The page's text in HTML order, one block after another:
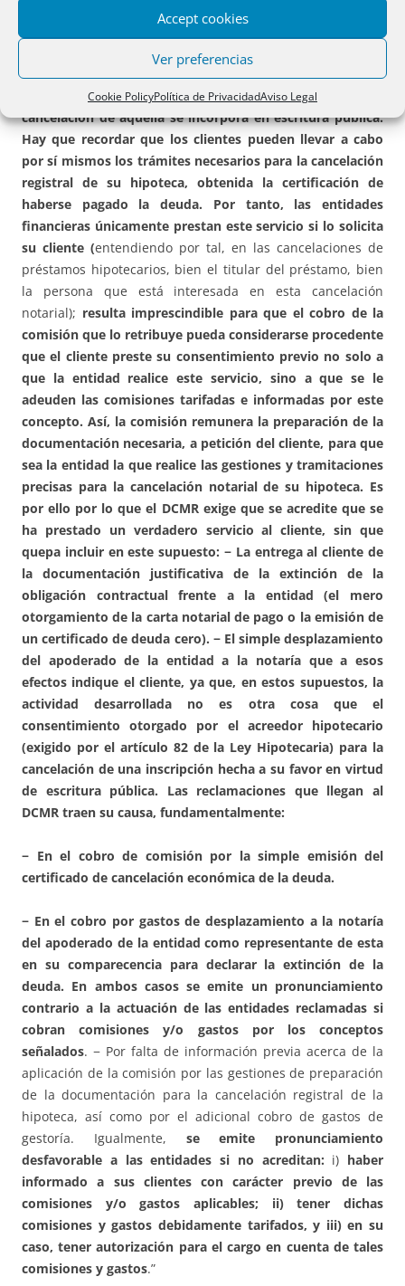
Accept cookies
Ver preferencias
Cookie PolicyPolítica de PrivacidadAviso Legal
prácticas bancarias, el DCMR considera
no están legitimadas para el cobro de importe alguno por
la simple emisión de un certificado de cancelación
económica de la deuda ni, alternativamente, por su
comparecencia en notaría, si la declaración de
cancelación de aquella se incorpora en escritura pública.
Hay que recordar que los clientes pueden llevar a cabo
por sí mismos los trámites necesarios para la cancelación
registral de su hipoteca, obtenida la certificación de
haberse pagado la deuda. Por tanto, las entidades
financieras únicamente prestan este servicio si lo solicita
su cliente (entendiendo por tal, en las cancelaciones de
préstamos hipotecarios, bien el titular del préstamo, bien
la persona que está interesada en esta cancelación
notarial); resulta imprescindible para que el cobro de la
comisión que lo retribuye pueda considerarse procedente
que el cliente preste su consentimiento previo no solo a
que la entidad realice este servicio, sino a que se le
adeuden las comisiones tarifadas e informadas por este
concepto. Así, la comisión remunera la preparación de la
documentación necesaria, a petición del cliente, para que
sea la entidad la que realice las gestiones y tramitaciones
precisas para la cancelación notarial de su hipoteca. Es
por ello por lo que el DCMR exige que se acredite que se
ha prestado un verdadero servicio al cliente, sin que
quepa incluir en este supuesto: − La entrega al cliente de
la documentación justificativa de la extinción de la
obligación contractual frente a la entidad (el mero
otorgamiento de la carta notarial de pago o la emisión de
un certificado de deuda cero). − El simple desplazamiento
del apoderado de la entidad a la notaría que a esos
efectos indique el cliente, ya que, en estos supuestos, la
actividad desarrollada no
es otra cosa que el
consentimiento otorgado por el acreedor hipotecario
(exigido por el artículo 82 de la Ley Hipotecaria) para la
cancelación de una inscripción hecha a su favor en virtud
de escritura pública. Las reclamaciones que llegan al
DCMR traen su causa, fundamentalmente:
− En el cobro de comisión por la simple emisión del
certificado de cancelación económica de la deuda.
− En el cobro por gastos de desplazamiento a la notaría
del apoderado de la entidad como representante de esta
en su comparecencia para declarar la extinción de la
deuda. En ambos casos se emite un pronunciamiento
contrario a la actuación de las entidades reclamadas si
cobran comisiones y/o gastos por los conceptos
señalados. − Por falta de información previa acerca de la
aplicación de la comisión por las gestiones de preparación
de la documentación para la cancelación registral de la
hipoteca, así como por el adicional cobro de gastos de
gestoría. Igualmente, se emite pronunciamiento
desfavorable a las entidades si no acreditan: i) haber
informado a sus clientes con carácter previo de las
comisiones y/o gastos aplicables; ii) tener dichas
comisiones y gastos debidamente tarifados, y iii) en su
caso, tener autorización para el cargo en cuenta de tales
comisiones y gastos.”